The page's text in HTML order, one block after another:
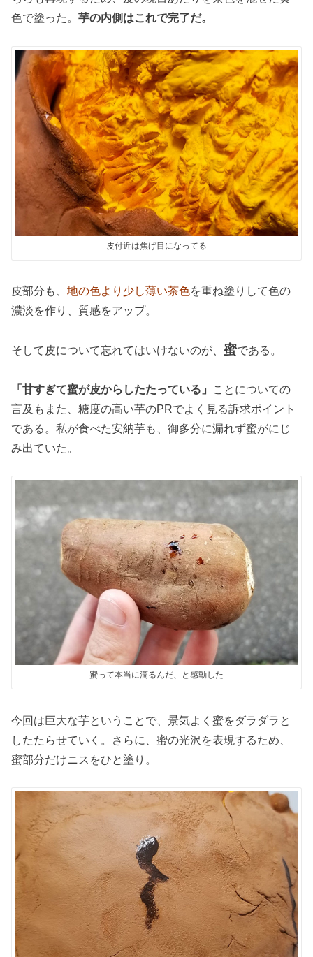
色で塗った。芋の内側はこれで完了だ。
皮付近は焦げ目になってる
皮部分も、地の色より少し薄い茶色を重ね塗りして色の
濃淡を作り、質感をアップ。
そして皮について忘れてはいけないのが、蜜である。
「甘すぎて蜜が皮からしたたっている」 ことについての
言及もまた、糖度の高い芋のPRでよく見る訴求ポイント
である。私が食べた安納芋も、御多分に漏れず蜜がにじ
み出ていた。
蜜って本当に滴るんだ、と感動した
今回は巨大な芋ということで、景気よく蜜をダラダラと
したたらせていく。さらに、蜜の光沢を表現するため、
蜜部分だけニスをひと塗り。